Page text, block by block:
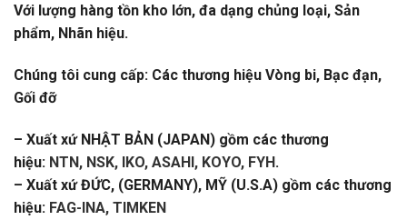
Với lượng hàng tồn kho lớn, đa dạng chủng loại, Sản
phẩm, Nhãn hiệu.
Chúng tôi cung cấp: Các thương hiệu Vòng bi, Bạc đạn,
Gối đỡ
– Xuất xứ NHẬT BẢN (JAPAN) gồm các thương
hiệu: NTN, NSK, IKO, ASAHI, KOYO, FYH.
– Xuất xứ ĐỨC, (GERMANY), MỸ (U.S.A) gồm các thương
hiệu: FAG-INA, TIMKEN